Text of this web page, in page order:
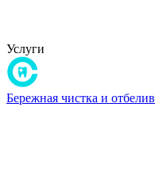
Услуги
Бережная чистка и